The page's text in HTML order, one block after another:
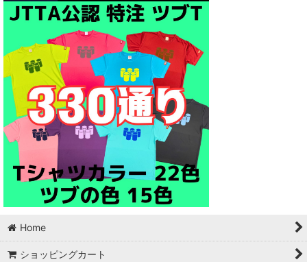
Home
ショッピングカート